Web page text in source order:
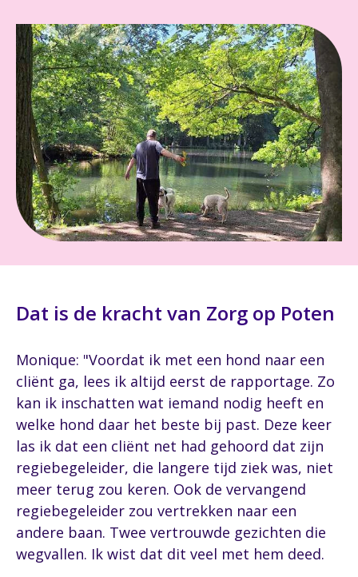
Dat is de kracht van Zorg op Poten
Monique: "Voordat ik met een hond naar een
cliënt ga, lees ik altijd eerst de rapportage. Zo
kan ik inschatten wat iemand nodig heeft en
welke hond daar het beste bij past. Deze keer
las ik dat een cliënt net had gehoord dat zijn
regiebegeleider, die langere tijd ziek was, niet
meer terug zou keren. Ook de vervangend
regiebegeleider zou vertrekken naar een
andere baan. Twee vertrouwde gezichten die
wegvallen. Ik wist dat dit veel met hem deed.